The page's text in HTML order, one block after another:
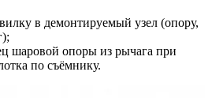
в демонтируемый узел (опору,
шаровой опоры из рычага при
по съёмнику.